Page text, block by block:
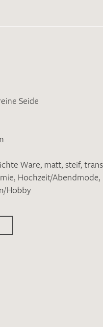
Seide
Ware, matt, steif,
, Hochzeit/Abendmode,
Hobby